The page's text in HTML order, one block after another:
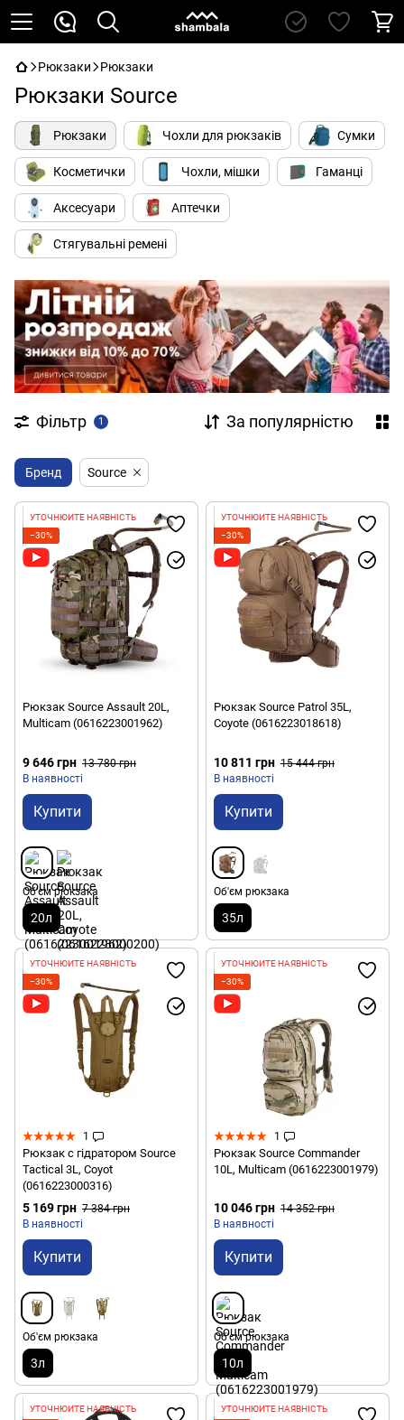
Рюкзаки Рюкзаки
Рюкзаки Source
Рюкзаки Чохли для рюкзаків Сумки
Косметички Чохли, мішки Гаманці
Аксесуари Аптечки
Стягувальні ремені
Фільтр 1 За популярністю
Бренд Source
УТОЧНЮЙТЕ НАЯВНІСТЬ
−30%
Рюкзак Source Assault 20L,
Multicam (0616223001962)
9 646 грн 13 780 грн
В наявності
Купити
Об'єм рюкзака
20л
УТОЧНЮЙТЕ НАЯВНІСТЬ
−30%
Рюкзак Source Patrol 35L,
Coyote (0616223018618)
10 811 грн 15 444 грн
В наявності
Купити
Об'єм рюкзака
35л
УТОЧНЮЙТЕ НАЯВНІСТЬ
−30%
1
Рюкзак с гідратором Source
Tactical 3L, Coyot
(0616223000316)
5 169 грн 7 384 грн
В наявності
Купити
Об'єм рюкзака
3л
УТОЧНЮЙТЕ НАЯВНІСТЬ
−30%
1
Рюкзак Source Commander
10L, Multicam (0616223001979)
10 046 грн 14 352 грн
В наявності
Купити
Об'єм рюкзака
10л
УТОЧНЮЙТЕ НАЯВНІСТЬ
УТОЧНЮЙТЕ НАЯВНІСТЬ